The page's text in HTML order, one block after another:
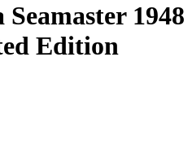
1948
Edition